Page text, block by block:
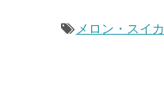
メロン・スイカ